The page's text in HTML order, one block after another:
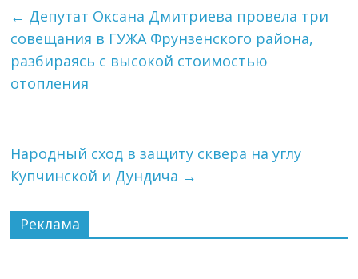
← Депутат Оксана Дмитриева провела три
совещания в ГУЖА Фрунзенского района,
разбираясь с высокой стоимостью
отопления
Народный сход в защиту сквера на углу
Купчинской и Дундича →
Реклама